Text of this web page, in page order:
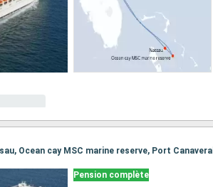
Ocean cay MSC marine reserve, Port Canaveral
Pension complète